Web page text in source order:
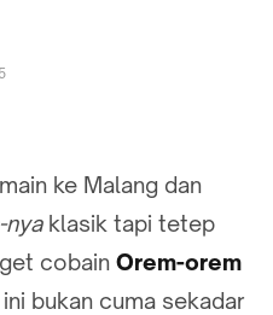
ke Malang dan
nyaklasik tapi tetep
cobain Orem-orem
bukan cuma sekadar